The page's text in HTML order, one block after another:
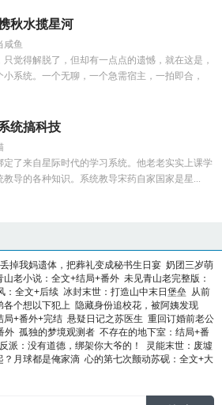
秋水揽星河
咸鱼
只觉得解脱了，但却有一点点的遗憾，就在这是，
小系统。一个无聊，一个急需宿主，一拍即合，
统搞科技
定了来自星际时代的学习系统。他老老实实上课学
教导的各种知识。系统教导宋药自家国家是星...
掉我妈遗体，把葬礼变成秘书生日宴 奶团三岁萌
山老小说：全文+结局+番外 未见青山老完整版：
：全文+后续 冰封末世：打造山中末日堡垒 从前
各个想以下犯上 隐藏身份追校花，被阿姨发现
局+番外+完结 悬疑日记之苏医生 重回订婚前老公
外 孤独的梦境观测者 不存在的地下室：结局+番
反派：没有道德，绑架你大爷的！
灵能末世：废墟
？月球都是俺家滴 心的第七次颤动苏砚：全文+大